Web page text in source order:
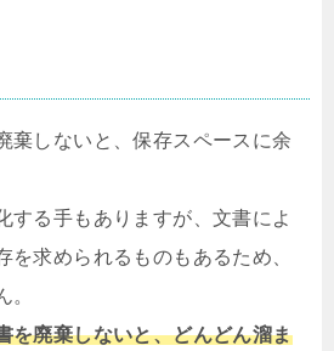
棄しないと、保存スペースに余
する手もありますが、文書によ
を求められるものもあるため、
。
を廃棄しないと、どんどん溜ま